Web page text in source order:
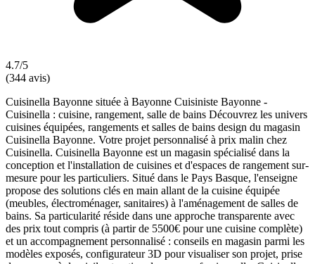
4.7/5
(344 avis)
Cuisinella Bayonne située à Bayonne Cuisiniste Bayonne -
Cuisinella : cuisine, rangement, salle de bains Découvrez les univers
cuisines équipées, rangements et salles de bains design du magasin
Cuisinella Bayonne. Votre projet personnalisé à prix malin chez
Cuisinella. Cuisinella Bayonne est un magasin spécialisé dans la
conception et l'installation de cuisines et d'espaces de rangement sur-
mesure pour les particuliers. Situé dans le Pays Basque, l'enseigne
propose des solutions clés en main allant de la cuisine équipée
(meubles, électroménager, sanitaires) à l'aménagement de salles de
bains. Sa particularité réside dans une approche transparente avec
des prix tout compris (à partir de 5500€ pour une cuisine complète)
et un accompagnement personnalisé : conseils en magasin parmi les
modèles exposés, configurateur 3D pour visualiser son projet, prise